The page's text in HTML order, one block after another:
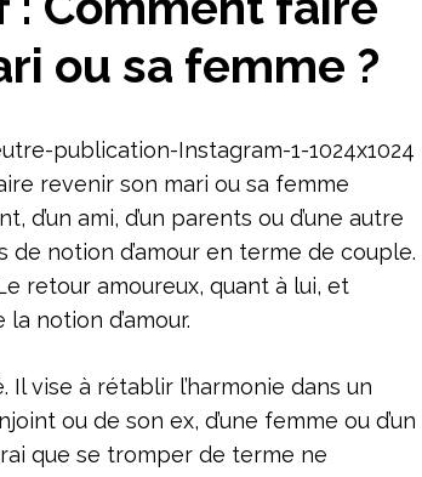
ou sa femme ?
d’un ami, d’un parents ou d’une autre
de notion d’amour en terme de couple.
retour amoureux, quant à lui, et
notion d’amour.
Il vise à rétablir l’harmonie dans un
ou de son ex, d’une femme ou d’un
que se tromper de terme ne